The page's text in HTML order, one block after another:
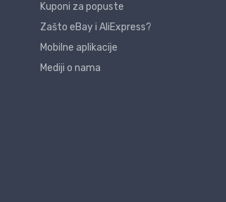
Kuponi za popuste
Zašto eBay i AliExpress?
Mobilne aplikacije
Mediji o nama